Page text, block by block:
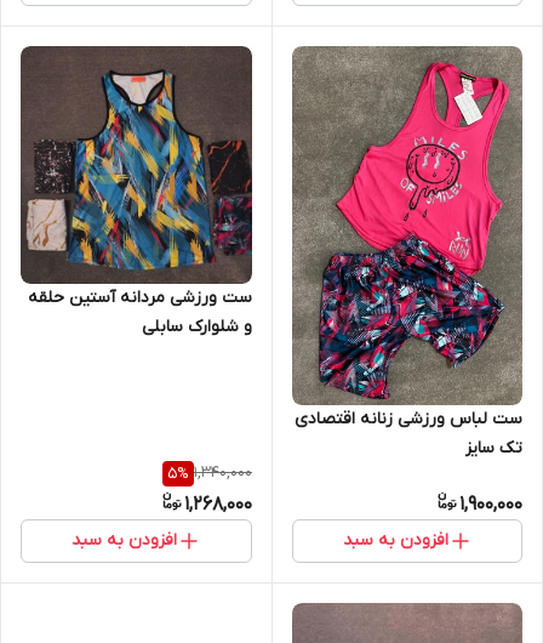
ست لباس ورزشی زنانه اقتصادی
تک سایز
1,900,000
افزودن به سبد
ست ورزشی مردانه آستین حلقه
و شلوارک سابلی
1,340,000
5%
1,268,000
افزودن به سبد